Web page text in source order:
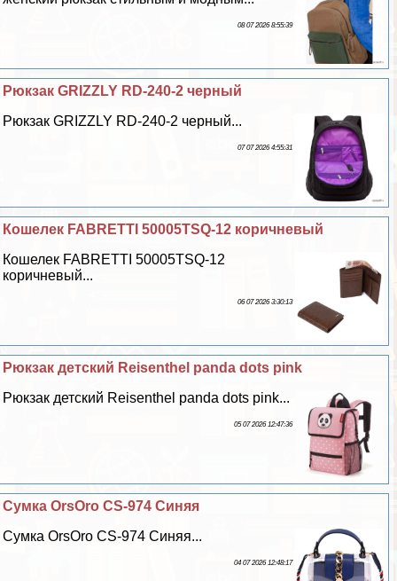
08 07 2026 8:55:39
Рюкзак GRIZZLY RD-240-2 черный
Рюкзак GRIZZLY RD-240-2 черный...
07 07 2026 4:55:31
Кошелек FABRETTI 50005TSQ-12 коричневый
Кошелек FABRETTI 50005TSQ-12
коричневый...
06 07 2026 3:30:13
Рюкзак детский Reisenthel panda dots pink
Рюкзак детский Reisenthel panda dots pink...
05 07 2026 12:47:36
Сумка OrsOro CS-974 Синяя
Сумка OrsOro CS-974 Синяя...
04 07 2026 12:48:17